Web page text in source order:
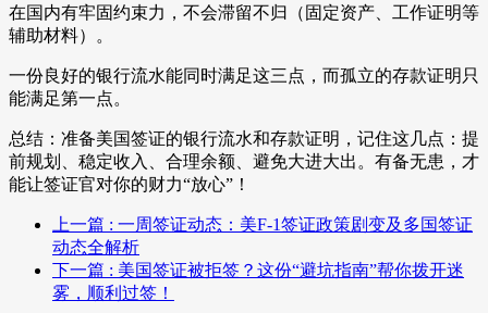
在国内有牢固约束力，不会滞留不归（固定资产、工作证明等
辅助材料）。
一份良好的银行流水能同时满足这三点，而孤立的存款证明只
能满足第一点。
总结：准备美国签证的银行流水和存款证明，记住这几点：提
前规划、稳定收入、合理余额、避免大进大出。有备无患，才
能让签证官对你的财力“放心”！
上一篇 : 一周签证动态：美F-1签证政策剧变及多国签证
动态全解析
下一篇 : 美国签证被拒签？这份“避坑指南”帮你拨开迷
雾，顺利过签！